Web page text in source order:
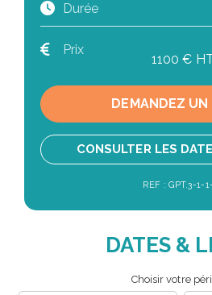
Durée
Prix
1100 €
DEMANDEZ UN
CONSULTER LES
REF : GPT.3-1-
DATES &
Choisir votre